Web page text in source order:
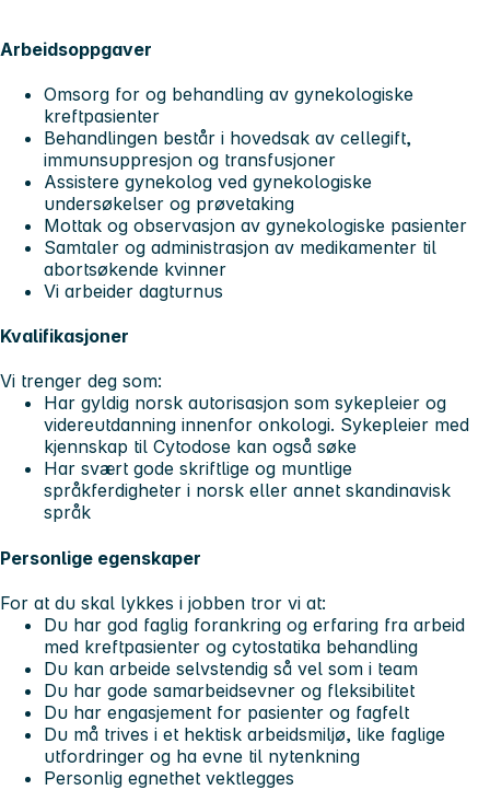
Arbeidsoppgaver
Omsorg for og behandling av gynekologiske
kreftpasienter
Behandlingen består i hovedsak av cellegift,
immunsuppresjon og transfusjoner
Assistere gynekolog ved gynekologiske
undersøkelser og prøvetaking
Mottak og observasjon av gynekologiske pasienter
Samtaler og administrasjon av medikamenter til
abortsøkende kvinner
Vi arbeider dagturnus
Kvalifikasjoner
Vi trenger deg som:
Har gyldig norsk autorisasjon som sykepleier og
videreutdanning innenfor onkologi. Sykepleier med
kjennskap til Cytodose kan også søke
Har svært gode skriftlige og muntlige
språkferdigheter i norsk eller annet skandinavisk
språk
Personlige egenskaper
For at du skal lykkes i jobben tror vi at:
Du har god faglig forankring og erfaring fra arbeid
med kreftpasienter og cytostatika behandling
Du kan arbeide selvstendig så vel som i team
Du har gode samarbeidsevner og fleksibilitet
Du har engasjement for pasienter og fagfelt
Du må trives i et hektisk arbeidsmiljø, like faglige
utfordringer og ha evne til nytenkning
Personlig egnethet vektlegges